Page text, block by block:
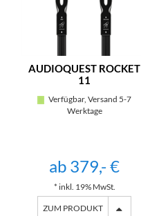
AUDIOQUEST ROCKET
11
Verfügbar, Versand 5-7
Werktage
ab 379,- €
* inkl. 19% MwSt.
ZUM PRODUKT